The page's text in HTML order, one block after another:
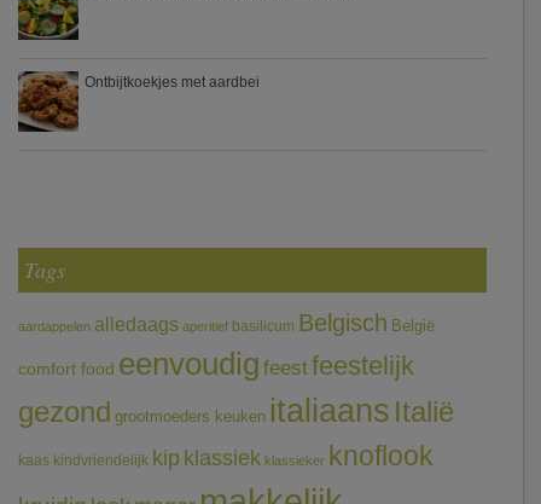
Ontbijtkoekjes met aardbei
Tags
aardappelen alledaags aperitief basilicum Belgisch België
comfort food eenvoudig feestfeestelijk
gezond grootmoeders keuken italiaans Italië
kaas kindvriendelijk kip klassiek klassieker knoflook